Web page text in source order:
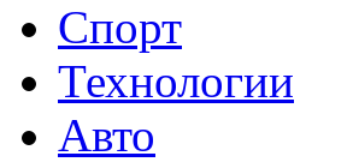
Спорт
Технологии
Авто